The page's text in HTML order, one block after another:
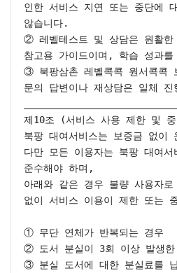
인한 서비스 지연 또는 중단에
않습니다.
② 레벨테스트 및 상담은 원활한
참고용 가이드이며, 학습 성과
③ 북팡삼촌 레벨콕콕 원서콕콕
문의 답변이나 재상담은 일체 진
제10조 (서비스 사용 제한 및
북팡 대여서비스는 보증금 없이
다만 모든 이용자는 북팡 대여서
준수해야 하며,
아래와 같은 경우 불량 사용자
없이 서비스 이용이 제한 또는
① 무단 연체가 반복되는 경우
② 도서 분실이 3회 이상 발생한
③ 분실 도서에 대한 분실료를